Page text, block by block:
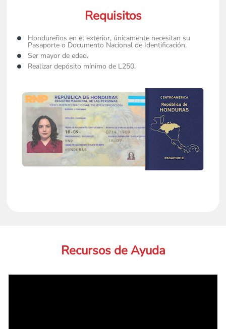
Requisitos
Hondureños en el exterior, únicamente necesitan su
Pasaporte o Documento Nacional de Identificación.
Ser mayor de edad.
Realizar depósito mínimo de L250.
Recursos de Ayuda